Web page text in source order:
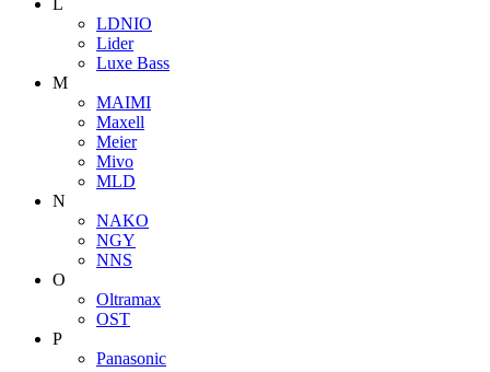
L
LDNIO
Lider
Luxe Bass
M
MAIMI
Maxell
Meier
Mivo
MLD
N
NAKO
NGY
NNS
O
Oltramax
OST
P
Panasonic